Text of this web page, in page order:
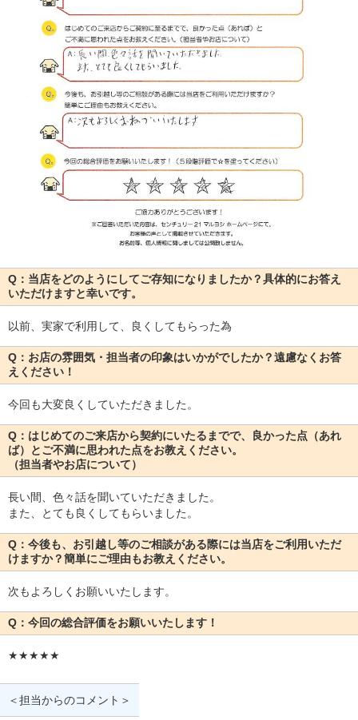
Q：当店をどのようにしてご存知になりましたか？具体的にお答え
いただけますと幸いです。
以前、実家で利用して、良くしてもらった為
Q：お店の雰囲気・担当者の印象はいかがでしたか？遠慮なくお答
えください！
今回も大変良くしていただきました。
Q：はじめてのご来店から契約にいたるまでで、良かった点（あれ
ば）とご不満に思われた点をお教えください。
（担当者やお店について）
長い間、色々話を聞いていただきました。
また、とても良くしてもらいました。
Q：今後も、お引越し等のご相談がある際には当店をご利用いただ
けますか？簡単にご理由もお教えください。
次もよろしくお願いいたします。
Q：今回の総合評価をお願いいたします！
★★★★★
＜担当からのコメント＞